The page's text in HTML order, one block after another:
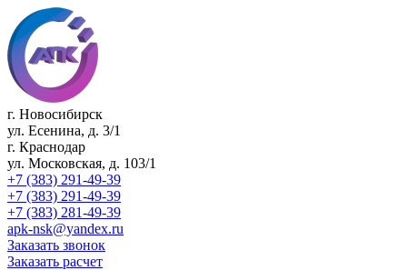
г. Новосибирск
ул. Есенина, д. 3/1
г. Краснодар
ул. Московская, д. 103/1
+7 (383) 291-49-39
+7 (383) 291-49-39
+7 (383) 281-49-39
apk-nsk@yandex.ru
Заказать звонок
Заказать расчет